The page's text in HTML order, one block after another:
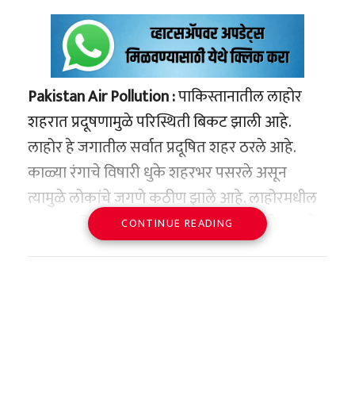
Pakistan Air Pollution :पाकिस्तानातील लाहोर
शहरात प्रदूषणामुळे परिस्थिती बिकट झाली आहे.
लाहोर हे जगातील सर्वात प्रदूषित शहर ठरले आहे.
काळ्या रंगाचे विषारी धुके शहरभर पसरले असून
त्यामुळे लोकांचे जगणे कठीण झाले आहे. लाहोरमधील
एअर क्वालिटी इंडेक्स (AQI) 1900 च्या पुढे गेला आहे.
अहवालानुसार, पाकिस्तानमधील सुमारे 15,000
CONTINUE READING